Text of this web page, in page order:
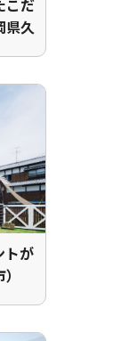
こだ
県久
トが